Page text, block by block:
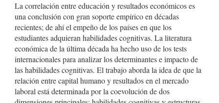
La correlación entre educación y resultados económicos es
una conclusión con gran soporte empírico en décadas
recientes; de ahí el empeño de los países en que los
estudiantes adquieran habilidades cognitivas. La literatura
económica de la última década ha hecho uso de los tests
internacionales para analizar los determinantes e impacto de
las habilidades cognitivas. El trabajo aborda la idea de que la
relación entre capital humano y resultados en el mercado
laboral está determinada por la coevolución de dos